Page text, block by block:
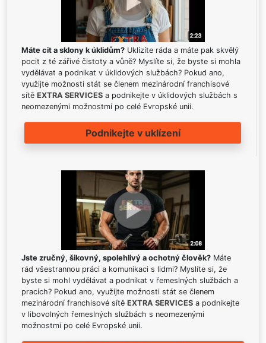
Máte cit a sklony k úklidům? Uklízíte ráda a máte pak skvělý
pocit z té zářivé čistoty a vůně? Myslíte si, že byste si mohla
vydělávat a podnikat v úklidových službách? Pokud ano,
využijte možnosti stát se členem mezinárodní franchisové
sítě EXTRA SERVICES a podnikejte v úklidových službách s
neomezenými možnostmi po celé Evropské unii.
Podnikejte v uklízení
Jste zručný, šikovný, spolehlivý a ochotný člověk? Máte
rád všestrannou práci a komunikaci s lidmi? Myslíte si, že
byste si mohl vydělávat a podnikat v řemeslných službách a
pracích? Pokud ano, využijte možnosti stát se členem
mezinárodní franchisové sítě EXTRA SERVICES a podnikejte
v libovolných řemeslných službách s neomezenými
možnostmi po celé Evropské unii.